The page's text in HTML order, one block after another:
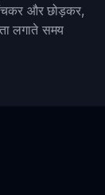
और छोड़कर,
लगाते समय